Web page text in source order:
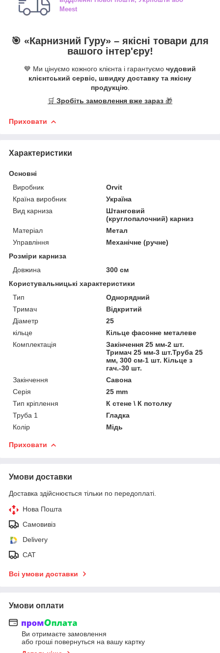
Meest
🎯 «Карнизний Гуру» – якісні товари для
вашого інтер'єру!
💙 Ми цінуємо кожного клієнта і гарантуємо чудовий
клієнтський сервіс, швидку доставку та якісну
продукцію.
🛒 Зробіть замовлення вже зараз 🎁
Приховати
Характеристики
Основні
Виробник
Orvit
Країна виробник
Україна
Вид карниза
Штанговий
(круглопалочний) карниз
Матеріал
Метал
Управління
Механічне (ручне)
Розміри карниза
Довжина
300 см
Користувальницькі характеристики
Тип
Однорядний
Тримач
Відкритий
Діаметр
25
кільце
Кільце фасонне металеве
Комплектація
Закінчення 25 мм-2 шт.
Тримач 25 мм-3 шт.Труба 25
мм, 300 см-1 шт. Кільце з
гач.-30 шт.
Закінчення
Савона
Серія
25 mm
Тип кріплення
К стене \ К потолку
Труба 1
Гладка
Колір
Мідь
Приховати
Умови доставки
Доставка здійснюється тільки по передоплаті.
Нова Пошта
Самовивіз
Delivery
САТ
Всі умови доставки
Умови оплати
Ви отримаєте замовлення
або гроші повернуться на вашу картку